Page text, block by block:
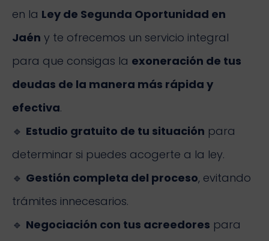
en la Ley de Segunda Oportunidad en
Jaén y te ofrecemos un servicio integral
para que consigas la exoneración de tus
deudas de la manera más rápida y
efectiva.
🔹 Estudio gratuito de tu situación para
determinar si puedes acogerte a la ley.
🔹 Gestión completa del proceso, evitando
trámites innecesarios.
🔹 Negociación con tus acreedores para